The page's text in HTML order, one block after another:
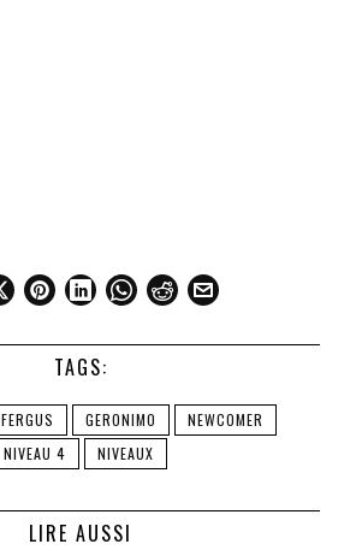
TAGS:
FERGUS GERONIMO
NEWCOMER
NIVEAU 4
NIVEAUX
LIRE AUSSI